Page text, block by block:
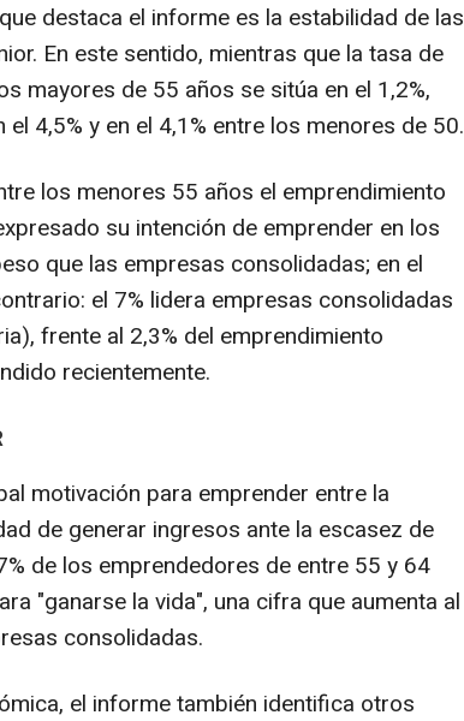
destaca el informe es la estabilidad de las
En este sentido, mientras que la tasa de
mayores de 55 años se sitúa en el 1,2%,
4,5% y en el 4,1% entre los menores de 50.
los menores 55 años el emprendimiento
su intención de emprender en los
que las empresas consolidadas; en el
el 7% lidera empresas consolidadas
frente al 2,3% del emprendimiento
recientemente.
motivación para emprender entre la
de generar ingresos ante la escasez de
de los emprendedores de entre 55 y 64
"ganarse la vida", una cifra que aumenta al
consolidadas.
el informe también identifica otros